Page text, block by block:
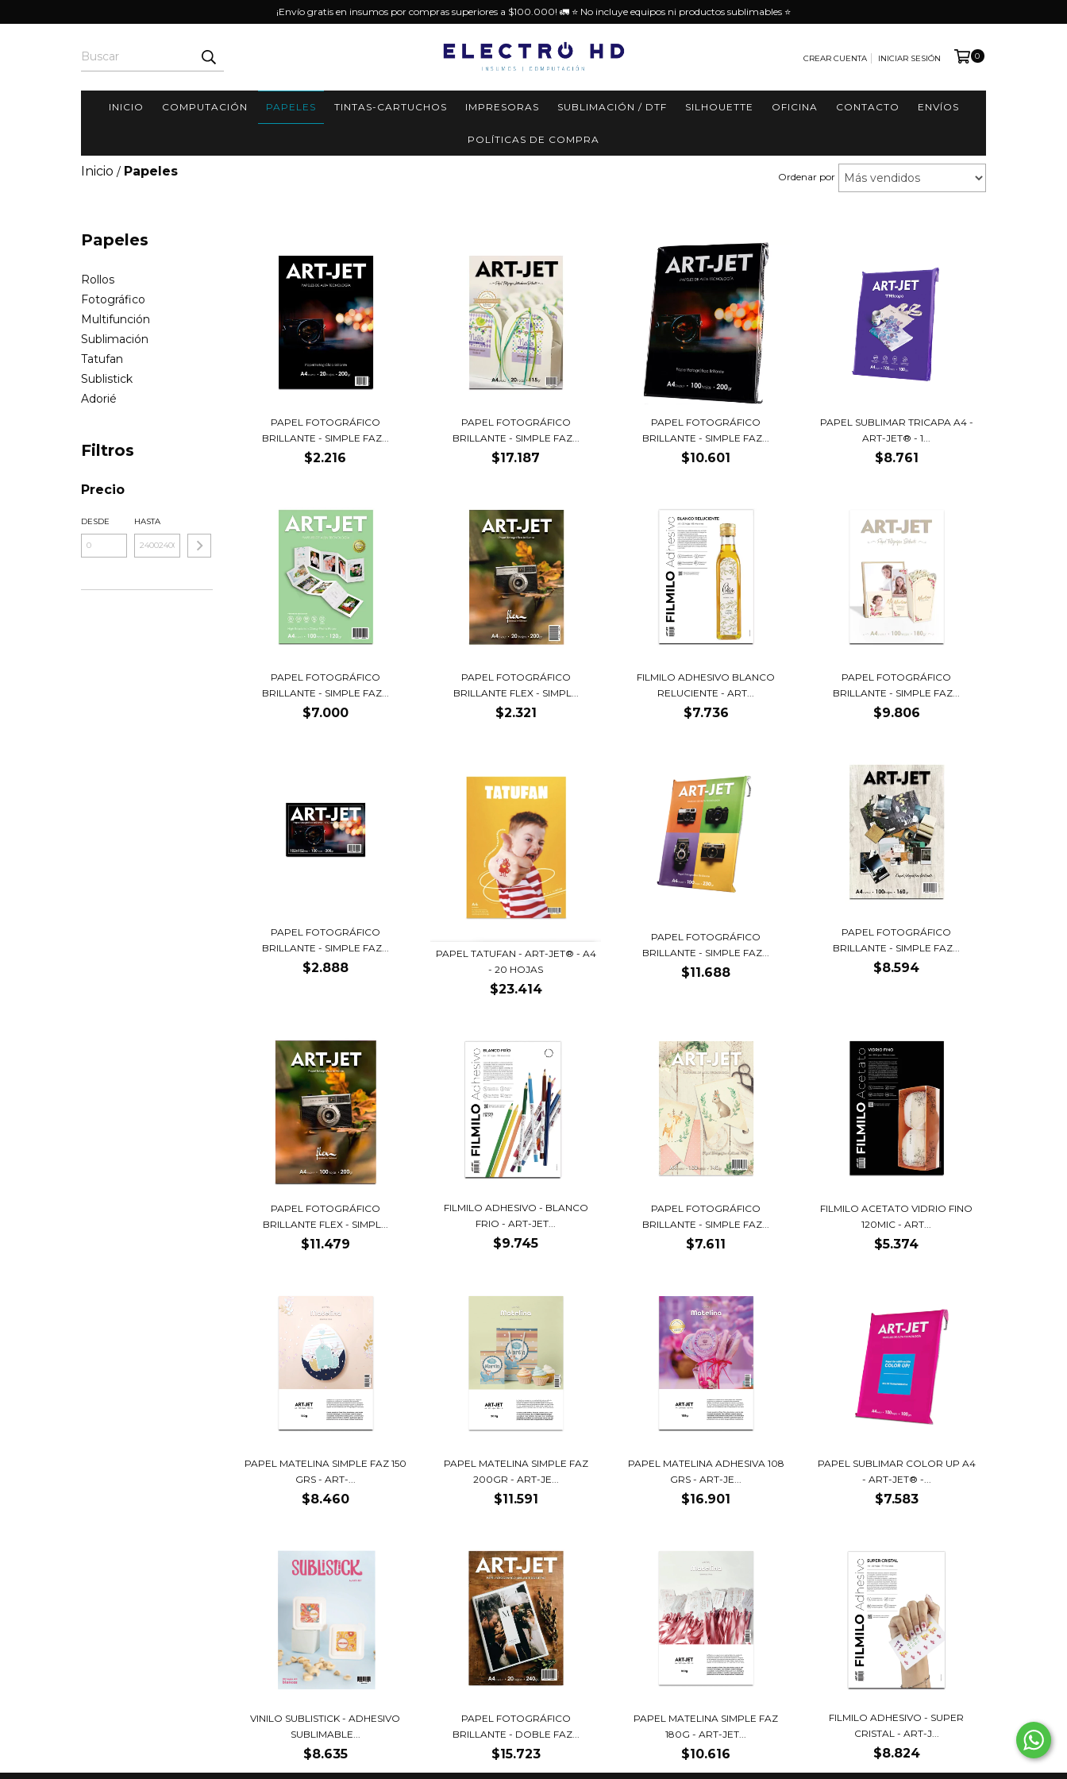
¡Envío gratis en insumos por compras superiores a $100.000! 🚛 ⭐️ No incluye equipos ni productos sublimables ⭐️
CREAR CUENTA INICIAR SESIÓN 0
INICIO COMPUTACIÓN PAPELES TINTAS-CARTUCHOS IMPRESORAS SUBLIMACIÓN / DTF SILHOUETTE OFICINA CONTACTO ENVÍOS
POLÍTICAS DE COMPRA
Inicio / Papeles Ordenar por
Papeles
Rollos
Fotográfico
Multifunción
Sublimación
Tatufan
Sublistick
Adorié
Filtros
Precio
DESDE HASTA
PAPEL FOTOGRÁFICO
BRILLANTE - SIMPLE FAZ...
$2.216
PAPEL FOTOGRÁFICO
BRILLANTE - SIMPLE FAZ...
$17.187
PAPEL FOTOGRÁFICO
BRILLANTE - SIMPLE FAZ...
$10.601
PAPEL SUBLIMAR TRICAPA A4 -
ART-JET® - 1...
$8.761
PAPEL FOTOGRÁFICO
BRILLANTE - SIMPLE FAZ...
$7.000
PAPEL FOTOGRÁFICO
BRILLANTE FLEX - SIMPL...
$2.321
FILMILO ADHESIVO BLANCO
RELUCIENTE - ART...
$7.736
PAPEL FOTOGRÁFICO
BRILLANTE - SIMPLE FAZ...
$9.806
PAPEL FOTOGRÁFICO
BRILLANTE - SIMPLE FAZ...
$2.888
PAPEL TATUFAN - ART-JET® - A4
- 20 HOJAS
$23.414
PAPEL FOTOGRÁFICO
BRILLANTE - SIMPLE FAZ...
$11.688
PAPEL FOTOGRÁFICO
BRILLANTE - SIMPLE FAZ...
$8.594
PAPEL FOTOGRÁFICO
BRILLANTE FLEX - SIMPL...
$11.479
FILMILO ADHESIVO - BLANCO
FRIO - ART-JET...
$9.745
PAPEL FOTOGRÁFICO
BRILLANTE - SIMPLE FAZ...
$7.611
FILMILO ACETATO VIDRIO FINO
120MIC - ART...
$5.374
PAPEL MATELINA SIMPLE FAZ 150
GRS - ART-...
$8.460
PAPEL MATELINA SIMPLE FAZ
200GR - ART-JE...
$11.591
PAPEL MATELINA ADHESIVA 108
GRS - ART-JE...
$16.901
PAPEL SUBLIMAR COLOR UP A4
- ART-JET® -...
$7.583
VINILO SUBLISTICK - ADHESIVO
SUBLIMABLE...
$8.635
PAPEL FOTOGRÁFICO
BRILLANTE - DOBLE FAZ...
$15.723
PAPEL MATELINA SIMPLE FAZ
180G - ART-JET...
$10.616
FILMILO ADHESIVO - SUPER
CRISTAL - ART-J...
$8.824